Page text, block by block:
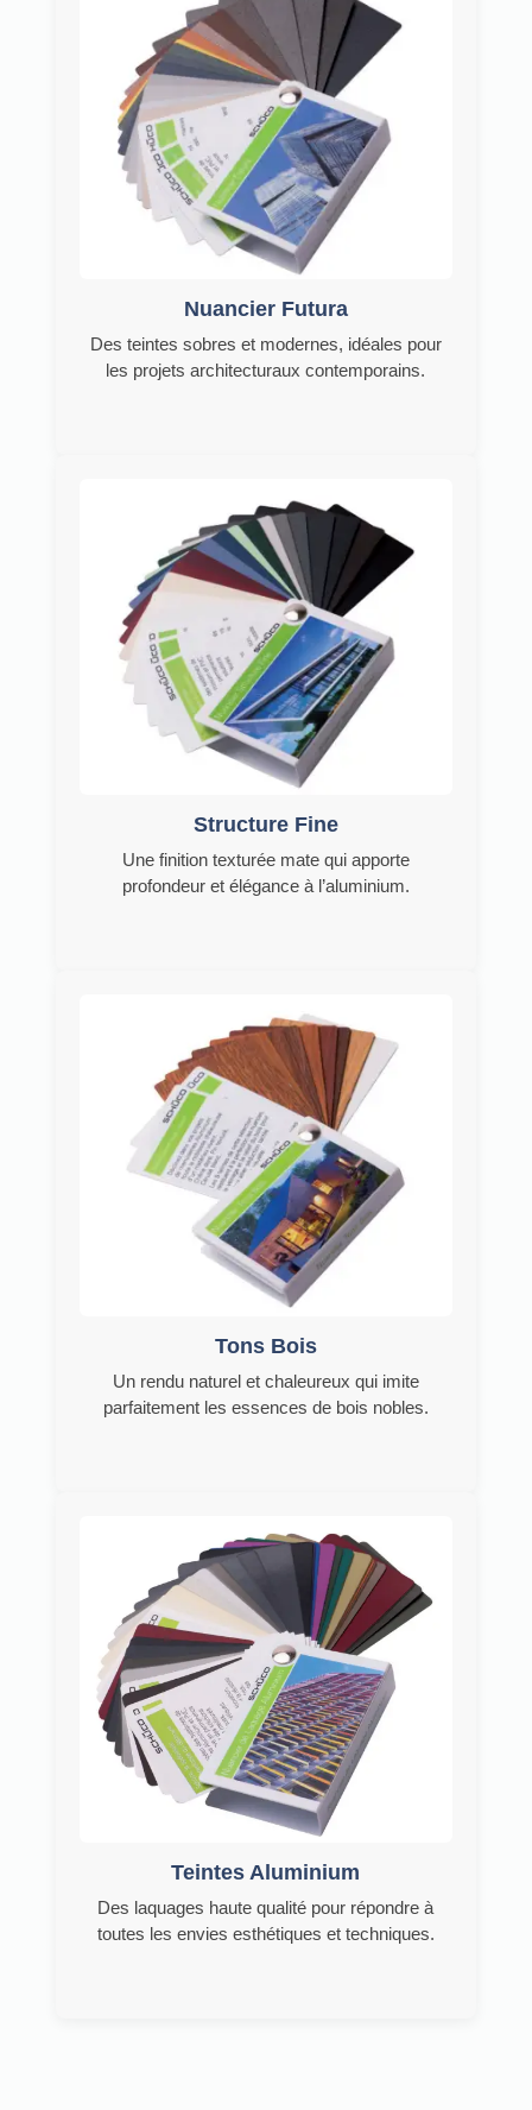
Nuancier Futura
Des teintes sobres et modernes, idéales pour
les projets architecturaux contemporains.
Structure Fine
Une finition texturée mate qui apporte
profondeur et élégance à l’aluminium.
Tons Bois
Un rendu naturel et chaleureux qui imite
parfaitement les essences de bois nobles.
Teintes Aluminium
Des laquages haute qualité pour répondre à
toutes les envies esthétiques et techniques.